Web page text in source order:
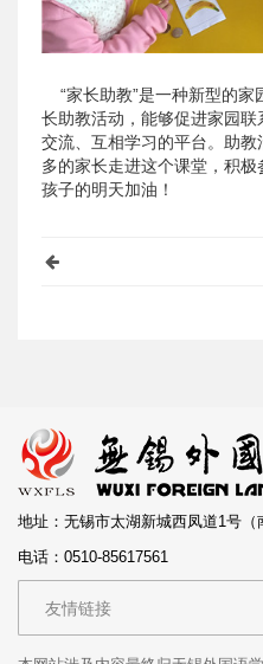
“家长助教”是一种新型的家
长助教活动，能够促进家园
交流、互相学习的平台。助
多的家长走进这个课堂，积极
孩子的明天加油！
地址：无锡市太湖新城西凤道1号（
电话：0510-85617561
友情链接